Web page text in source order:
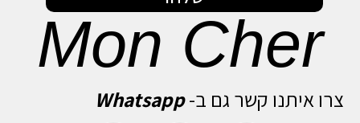
Mon Cher
צרו איתנו קשר גם ב-Whatsapp